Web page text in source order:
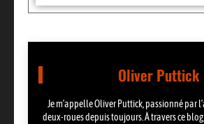
Oliver Puttick
Je m’appelle Oliver Puttick, passionné par
deux-roues depuis toujours. À travers ce